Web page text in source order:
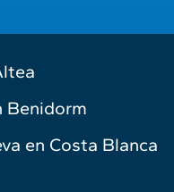
Benidorm
en Costa Blanca